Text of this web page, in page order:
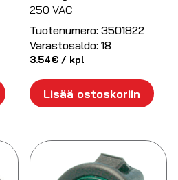
250 VAC
Tuotenumero: 3501822
Varastosaldo: 18
3.54€ / kpl
Lisää ostoskoriin